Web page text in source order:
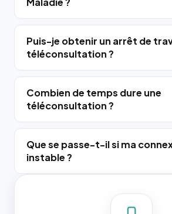
Puis-je obtenir un arrêt de
téléconsultation ?
Combien de temps dure une
téléconsultation ?
Que se passe-t-il si ma
instable ?